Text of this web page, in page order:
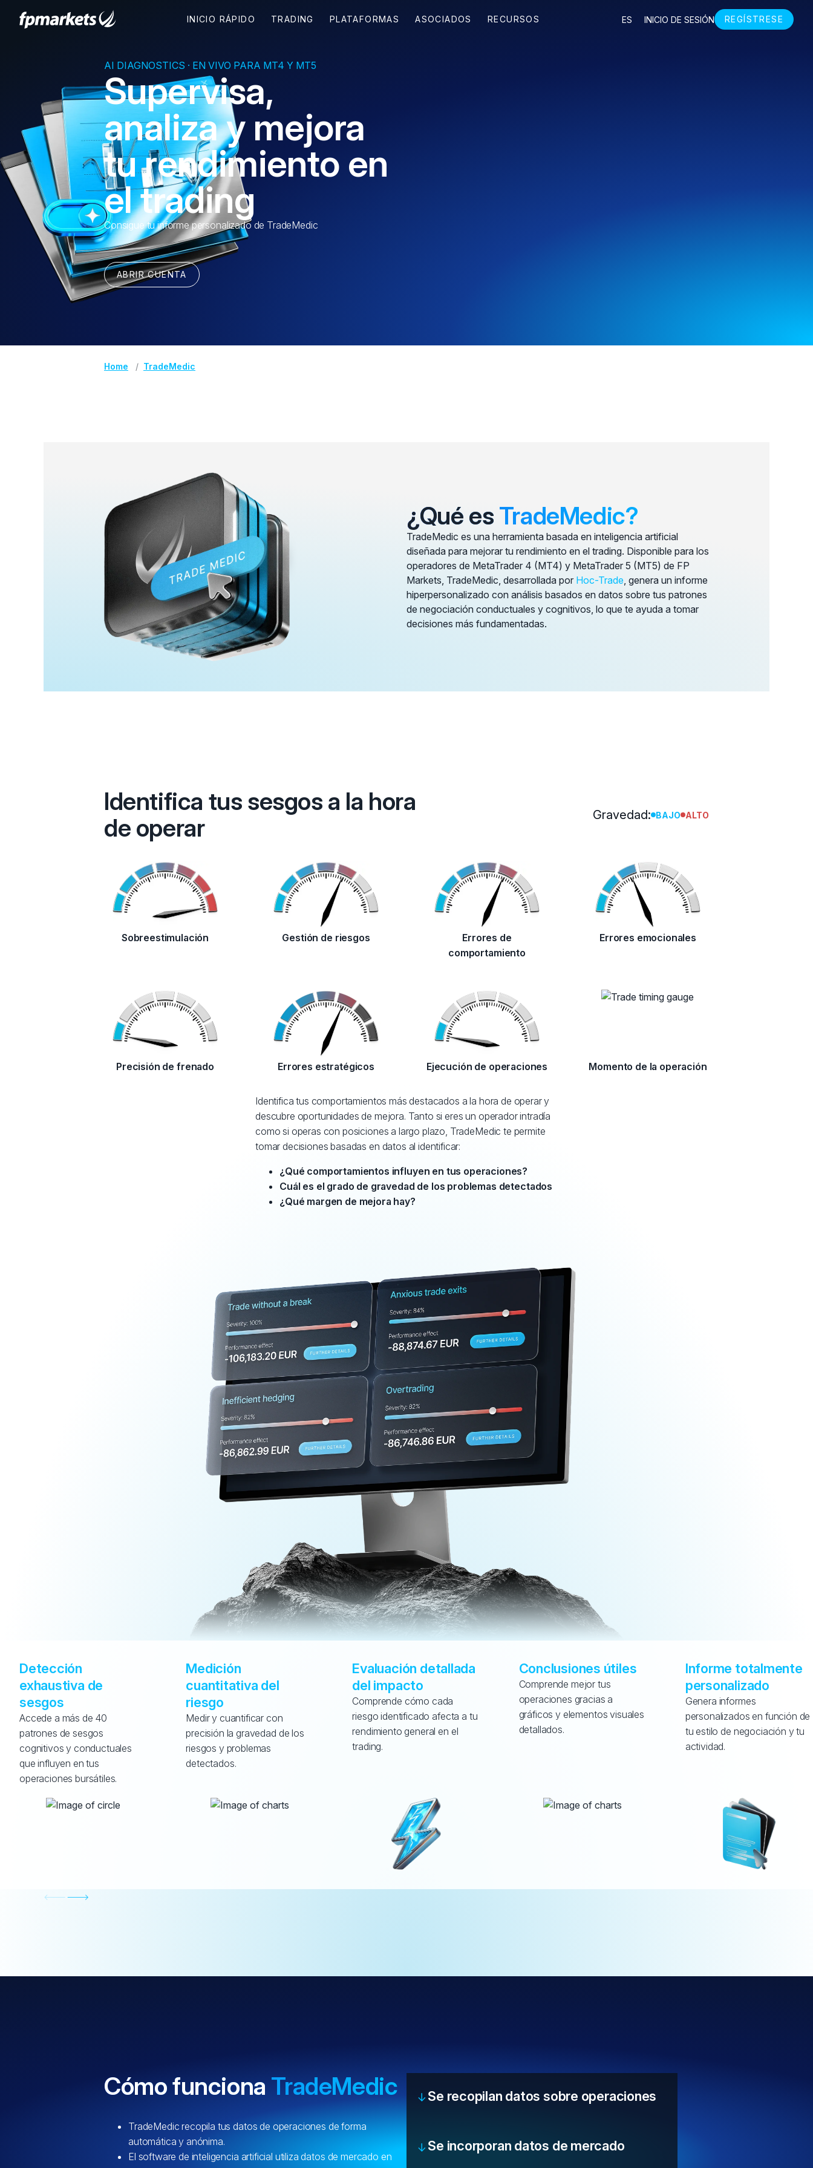
AI DIAGNOSTICS · EN VIVO PARA MT4 Y MT5
Supervisa,
analiza y mejora
tu rendimiento en
el trading
Consigue tu informe personalizado de TradeMedic
ABRIR CUENTA
Home TradeMedic
¿Qué es TradeMedic?
TradeMedic es una herramienta basada en inteligencia artificial
diseñada para mejorar tu rendimiento en el trading. Disponible para los
operadores de MetaTrader 4 (MT4) y MetaTrader 5 (MT5) de FP
Markets, TradeMedic, desarrollada por Hoc-Trade, genera un informe
hiperpersonalizado con análisis basados en datos sobre tus patrones
de negociación conductuales y cognitivos, lo que te ayuda a tomar
decisiones más fundamentadas.
Identifica tus sesgos a la hora
de operar
Gravedad: BAJO ALTO
Sobreestimulación Gestión de riesgos
Errores de
comportamiento
Errores emocionales
Precisión de frenado Errores estratégicos Ejecución de operaciones Momento de la operación
Identifica tus comportamientos más destacados a la hora de operar y
descubre oportunidades de mejora. Tanto si eres un operador intradía
como si operas con posiciones a largo plazo, TradeMedic te permite
tomar decisiones basadas en datos al identificar:
¿Qué comportamientos influyen en tus operaciones?
Cuál es el grado de gravedad de los problemas detectados
¿Qué margen de mejora hay?
Detección
exhaustiva de
sesgos
Accede a más de 40
patrones de sesgos
cognitivos y conductuales
que influyen en tus
operaciones bursátiles.
Medición
cuantitativa del
riesgo
Medir y cuantificar con
precisión la gravedad de los
riesgos y problemas
detectados.
Evaluación detallada
del impacto
Comprende cómo cada
riesgo identificado afecta a tu
rendimiento general en el
trading.
Conclusiones útiles
Comprende mejor tus
operaciones gracias a
gráficos y elementos visuales
detallados.
Informe totalmente
personalizado
Genera informes
personalizados en función de
tu estilo de negociación y tu
actividad.
Cómo funciona TradeMedic
TradeMedic recopila tus datos de operaciones de forma
automática y anónima.
El software de inteligencia artificial utiliza datos de mercado en
Se recopilan datos sobre operaciones
Se incorporan datos de mercado